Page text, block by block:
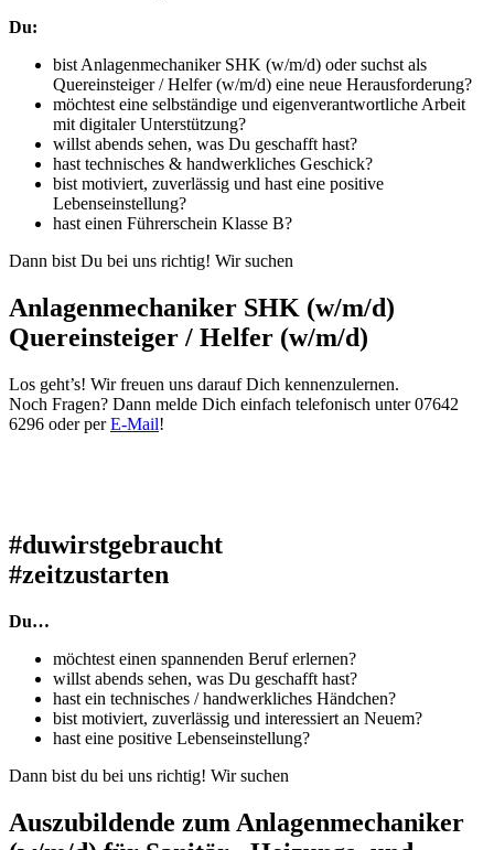
Du:
bist Anlagenmechaniker SHK (w/m/d) oder suchst als
Quereinsteiger / Helfer (w/m/d) eine neue Herausforderung?
möchtest eine selbständige und eigenverantwortliche Arbeit
mit digitaler Unterstützung?
willst abends sehen, was Du geschafft hast?
hast technisches & handwerkliches Geschick?
bist motiviert, zuverlässig und hast eine positive
Lebenseinstellung?
hast einen Führerschein Klasse B?
Dann bist Du bei uns richtig! Wir suchen
Anlagenmechaniker SHK (w/m/d)
Quereinsteiger / Helfer (w/m/d)
Los geht’s! Wir freuen uns darauf Dich kennenzulernen.
Noch Fragen? Dann melde Dich einfach telefonisch unter 07642
6296 oder perE-Mail!
#duwirstgebraucht
#zeitzustarten
Du…
möchtest einen spannenden Beruf erlernen?
willst abends sehen, was Du geschafft hast?
hast ein technisches / handwerkliches Händchen?
bist motiviert, zuverlässig und interessiert an Neuem?
hast eine positive Lebenseinstellung?
Dann bist du bei uns richtig! Wir suchen
Auszubildende zum Anlagenmechaniker